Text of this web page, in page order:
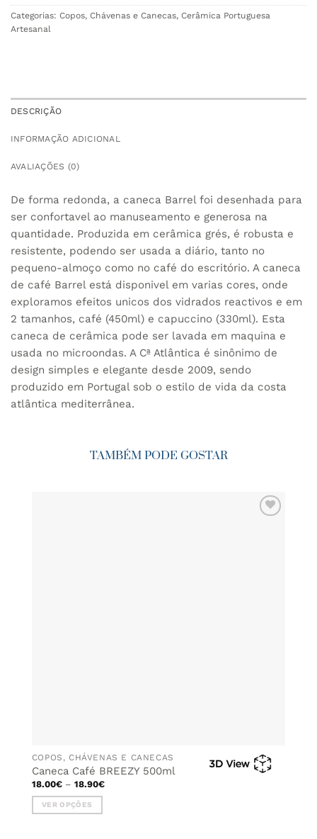
Categorias: Copos, Chávenas e Canecas, Cerâmica Portuguesa
Artesanal
DESCRIÇÃO
INFORMAÇÃO ADICIONAL
AVALIAÇÕES (0)
De forma redonda, a caneca Barrel foi desenhada para
ser confortavel ao manuseamento e generosa na
quantidade. Produzida em cerâmica grés, é robusta e
resistente, podendo ser usada a diário, tanto no
pequeno-almoço como no café do escritório. A caneca
de café Barrel está disponivel em varias cores, onde
exploramos efeitos unicos dos vidrados reactivos e em
2 tamanhos, café (450ml) e capuccino (330ml). Esta
caneca de cerâmica pode ser lavada em maquina e
usada no microondas. A Cª Atlântica é sinônimo de
design simples e elegante desde 2009, sendo
produzido em Portugal sob o estilo de vida da costa
atlântica mediterrânea.
TAMBÉM PODE GOSTAR
COPOS, CHÁVENAS E CANECAS
Caneca Café BREEZY 500ml
18.00€ – 18.90€Price
VER OPÇÕES